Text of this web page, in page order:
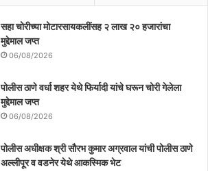
सहा चोरीच्या मोटारसायकलींसह २ लाख २० हजारांचा
मुद्देमाल जप्त
06/08/2026
पोलीस ठाणे वर्धा शहर येथे फिर्यादी यांचे घरून चोरी गेलेला
मुद्देमाल जप्त
06/08/2026
पोलीस अधीक्षक श्री सौरभ कुमार अग्रवाल यांची पोलीस ठाणे
अल्लीपूर व वडनेर येथे आकस्मिक भेट